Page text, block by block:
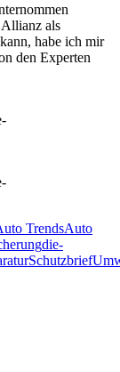
als
habe ich mir
den Experten
TrendsAuto
die-
Schutzbrief